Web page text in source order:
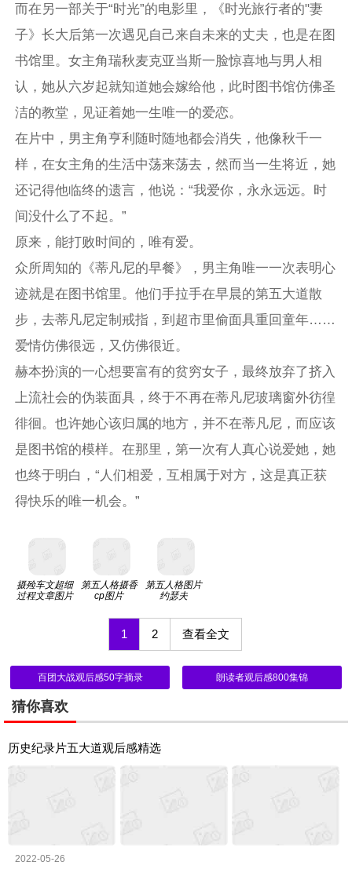
而在另一部关于“时光”的电影里，《时光旅行者的"妻
子》长大后第一次遇见自己来自未来的丈夫，也是在图
书馆里。女主角瑞秋麦克亚当斯一脸惊喜地与男人相
认，她从六岁起就知道她会嫁给他，此时图书馆仿佛圣
洁的教堂，见证着她一生唯一的爱恋。
在片中，男主角亨利随时随地都会消失，他像秋千一
样，在女主角的生活中荡来荡去，然而当一生将近，她
还记得他临终的遗言，他说：“我爱你，永永远远。时
间没什么了不起。”
原来，能打败时间的，唯有爱。
众所周知的《蒂凡尼的早餐》，男主角唯一一次表明心
迹就是在图书馆里。他们手拉手在早晨的第五大道散
步，去蒂凡尼定制戒指，到超市里偷面具重回童年……
爱情仿佛很远，又仿佛很近。
赫本扮演的一心想要富有的贫穷女子，最终放弃了挤入
上流社会的伪装面具，终于不再在蒂凡尼玻璃窗外彷徨
徘徊。也许她心该归属的地方，并不在蒂凡尼，而应该
是图书馆的模样。在那里，第一次有人真心说爱她，她
也终于明白，“人们相爱，互相属于对方，这是真正获
得快乐的唯一机会。”
摄殓车文超细
过程文章图片
第五人格摄香
cp图片
第五人格图片
约瑟夫
1 2 查看全文
百团大战观后感50字摘录 朗读者观后感800集锦
猜你喜欢
历史纪录片五大道观后感精选
2022-05-26